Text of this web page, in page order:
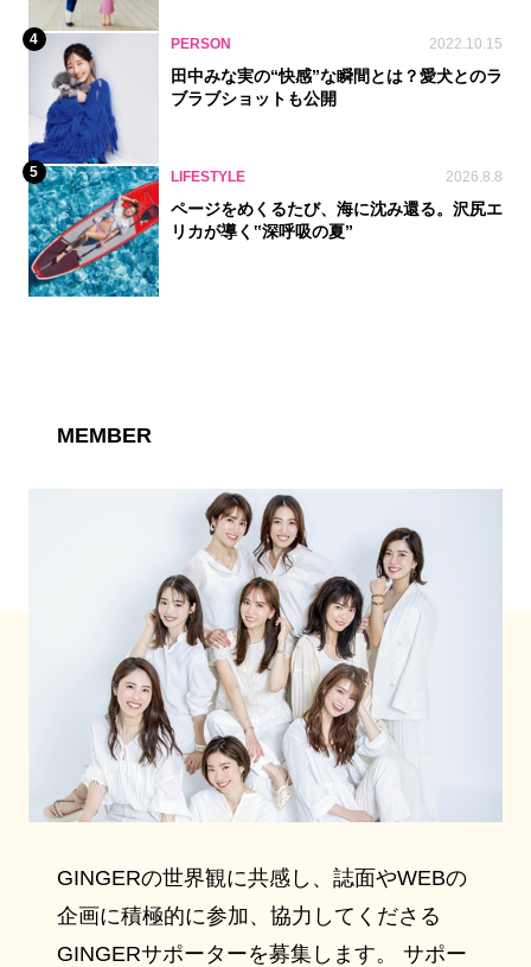
4 PERSON 2022.10.15
田中みな実の“快感”な瞬間とは？愛犬とのラ
ブラブショットも公開
5 LIFESTYLE 2026.8.8
ページをめくるたび、海に沈み還る。沢尻エ
リカが導く‟深呼吸の夏”
MEMBER
GINGERの世界観に共感し、誌面やWEBの
企画に積極的に参加、協力してくださる
GINGERサポーターを募集します。 サポー